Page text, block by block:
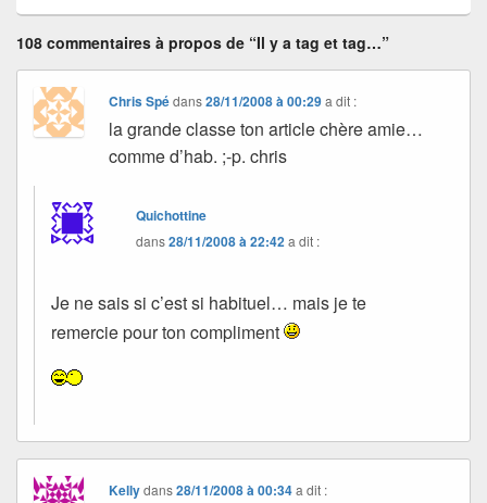
108 commentaires à propos de “Il y a tag et tag…”
Chris Spédans28/11/2008 à 00:29 a dit :
la grande classe ton article chère amie…
comme d’hab. ;-p. chris
Quichottine
dans28/11/2008 à 22:42a dit :
Je ne sais si c’est si habituel… mais je te
remercie pour ton compliment
Kellydans28/11/2008 à 00:34 a dit :